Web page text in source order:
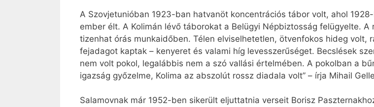
A Szovjetunióban 1923-ban hatvanöt koncentrációs tábor volt, ahol
ember élt. A Kolimán lévő táborokat a Belügyi Népbiztosság felügyelte.
tizenhat órás munkaidőben. Télen elviselhetetlen, ötvenfokos hideg volt,
fejadagot kaptak – kenyeret és valami híg levesszerűséget. Becslések
nem volt pokol, legalábbis nem a szó vallási értelmében. A pokolban a
igazság győzelme, Kolima az abszolút rossz diadala volt” – írja Mihail
Salamovnak már 1952-ben sikerült eljuttatnia verseit Borisz